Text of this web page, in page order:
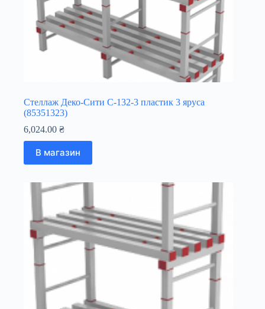
Стеллаж Деко-Сити С-132-3 пластик 3 яруса
(85351323)
6,024.00 ₴
В магазин